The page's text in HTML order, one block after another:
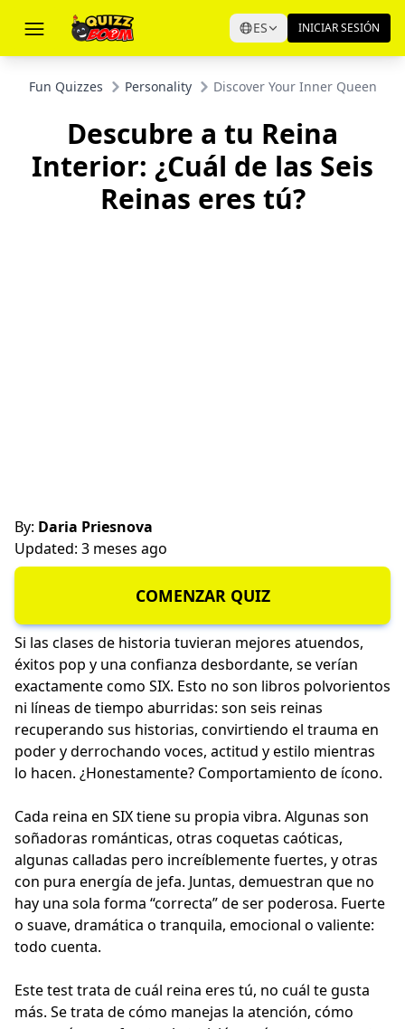
ES INICIAR SESIÓN
Fun Quizzes Personality Discover Your Inner Queen:
Descubre a tu Reina
Interior: ¿Cuál de las Seis
Reinas eres tú?
By: Daria Priesnova
Updated: 3 meses ago
COMENZAR QUIZ
Si las clases de historia tuvieran mejores atuendos,
éxitos pop y una confianza desbordante, se verían
exactamente como SIX. Esto no son libros polvorientos
ni líneas de tiempo aburridas: son seis reinas
recuperando sus historias, convirtiendo el trauma en
poder y derrochando voces, actitud y estilo mientras
lo hacen. ¿Honestamente? Comportamiento de ícono.
Cada reina en SIX tiene su propia vibra. Algunas son
soñadoras románticas, otras coquetas caóticas,
algunas calladas pero increíblemente fuertes, y otras
con pura energía de jefa. Juntas, demuestran que no
hay una sola forma “correcta” de ser poderosa. Fuerte
o suave, dramática o tranquila, emocional o valiente:
todo cuenta.
Este test trata de cuál reina eres tú, no cuál te gusta
más. Se trata de cómo manejas la atención, cómo